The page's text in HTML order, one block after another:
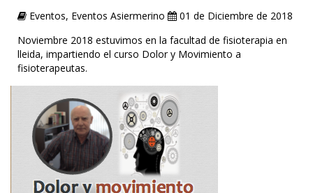
Eventos, Eventos Asiermerino
01 de Diciembre de 2018
Noviembre 2018 estuvimos en la facultad de fisioterapia en
lleida, impartiendo el curso Dolor y Movimiento a
fisioterapeutas.